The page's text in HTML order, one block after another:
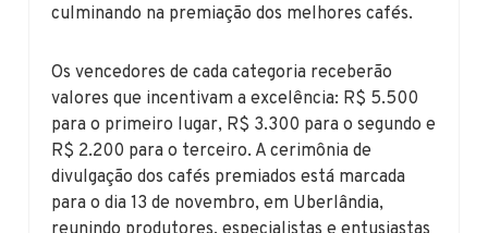
culminando na premiação dos melhores cafés.
Os vencedores de cada categoria receberão
valores que incentivam a excelência: R$ 5.500
para o primeiro lugar, R$ 3.300 para o segundo e
R$ 2.200 para o terceiro. A cerimônia de
divulgação dos cafés premiados está marcada
para o dia 13 de novembro, em Uberlândia,